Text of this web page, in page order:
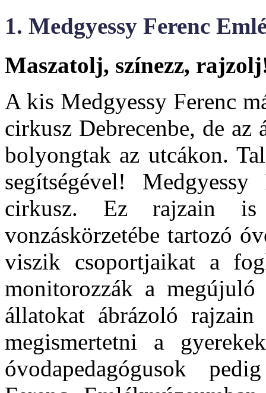
1. Medgyessy Ferenc
Maszatolj, színezz,
A kis Medgyessy Ferenc
cirkusz Debrecenbe, de
bolyongtak az utcákon.
segítségével!
cirkusz. Ez rajzain is
vonzáskörzetébe tartozó
viszik csoportjaikat a
monitorozzák a
állatokat ábrázoló
megismertetni a
óvodapedagógusok